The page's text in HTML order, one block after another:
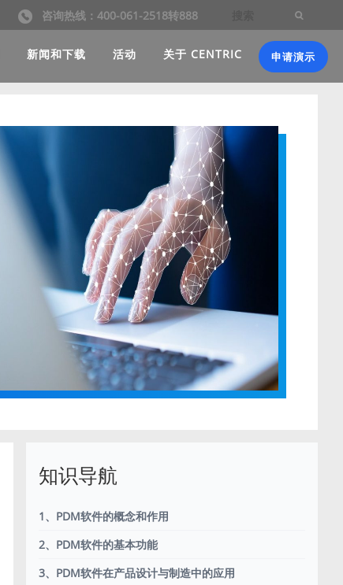
咨询热线：400-061-2518转888
新闻和下载 活动 关于 CENTRIC 申请演示
知识导航
1、PDM软件的概念和作用
2、PDM软件的基本功能
3、PDM软件在产品设计与制造中的应用